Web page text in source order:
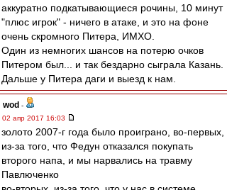
аккуратно подкатывающиеся рочины, 10 минут
"плюс игрок" - ничего в атаке, и это на фоне
очень скромного Питера, ИМХО.
Один из немногих шансов на потерю очков
Питером был... и так бездарно сыграла Казань.
Дальше у Питера даги и выезд к нам.
wod -
02 апр 2017 16:03
золото 2007-г года было проиграно, во-первых,
из-за того, что Федун отказался покупать
второго напа, и мы нарвались на травму
Павлюченко